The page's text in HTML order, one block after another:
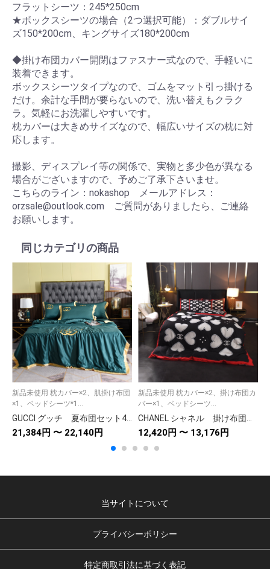
フラットシーツ：245*250cm
★ボックスシーツの場合（2つ選択可能）：ダブルサイ
ズ150*200cm、キングサイズ180*200cm
◆掛け布団カバー開閉はファスナー式なので、手軽いに
装着できます。
ボックスシーツタイプなので、ゴムをマット引っ掛ける
だけ。余計な手間が要らないので、洗い替えもクラク
ラ。気軽にお洗濯しやすいです。
枕カバーは大きめサイズなので、幅広いサイズの枕に対
応します。
撮影、ディスプレイ等の関係で、実物と多少色が異なる
場合がございますので、予めご了承下さいませ。
こちらのライン：nokashop メールアドレス：
orzsale@outlook.com ご質問がありましたら、ご連絡
お願いします。
同じカテゴリの商品
新品未使用 枕カバー×2、肌掛け布団
×1、ベッドシーツ*1...
21,384円 〜 22,140円
新品未使用 枕カバー×2、掛け布団カ
バー×1、ベッドシーツ...
12,420円 〜 13,176円
当サイトについて
プライバシーポリシー
特定商取引法に基づく表記